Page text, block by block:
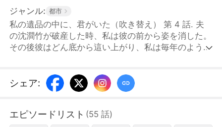
ジャンル: 都市
私の遺品の中に、君がいた（吹き替え） 第 4 話. 夫
の沈澗竹が破産した時、私は彼の前から姿を消した。
その後彼はどん底から這い上がり、私は毎年のように
2年目は末期がんの診断書を持っていったが、目を通
すこともなく200万を投げつけ追い返された。3年目
娘が彼に電話をかけた。
シェア:
エピソードリスト (55 話)